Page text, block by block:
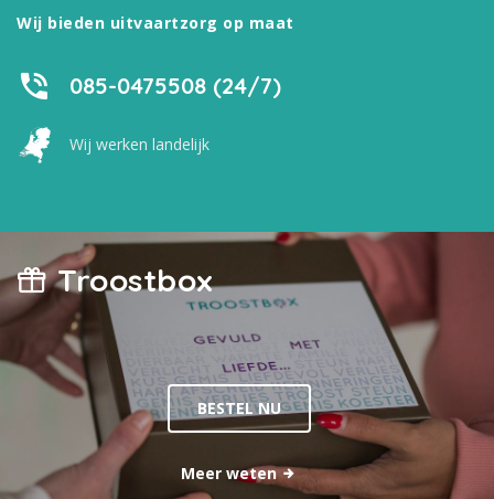
Wij bieden uitvaartzorg op maat
085-0475508 (24/7)
Wij werken landelijk
Troostbox
BESTEL NU
Meer weten